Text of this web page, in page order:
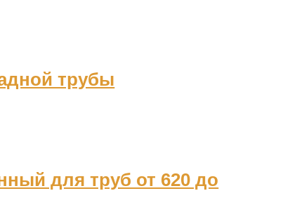
трубы
для труб от 620 до